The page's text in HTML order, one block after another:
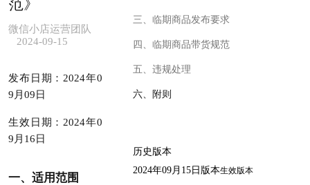
范》
微信小店运营团队
2024-09-15
发布日期：2024年0
9月09日
生效日期：2024年0
9月16日
一、适用范围
三、临期商品发布要求
四、临期商品带货规范
五、违规处理
六、附则
历史版本
2024年09月15日版本生效版本